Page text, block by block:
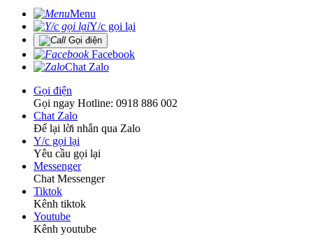
Menu
Y/c gọi lại
Gọi điện
Facebook
Chat Zalo
Gọi điện
Gọi ngay Hotline: 0918 886 002
Chat Zalo
Để lại lời nhắn qua Zalo
Y/c gọi lại
Yêu cầu gọi lại
Messenger
Chat Messenger
Tiktok
Kênh tiktok
Youtube
Kênh youtube